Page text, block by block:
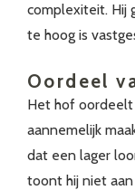
complexiteit. Hij
te hoog is
Oordeel
Het hof
aannemelijk
dat een lager
toont hij niet